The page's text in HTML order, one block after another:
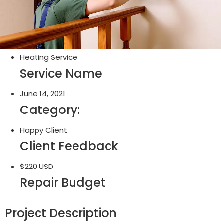
Heating Service
Service Name
June 14, 2021
Category:
Happy Client
Client Feedback
$220 USD
Repair Budget
Project Description